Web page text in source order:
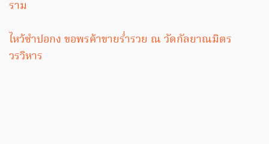
ราม
ไหว้ซำปอกง ขอพรค้าขายร่ำรวย ณ วัดกัลยาณมิตร
วรวิหาร